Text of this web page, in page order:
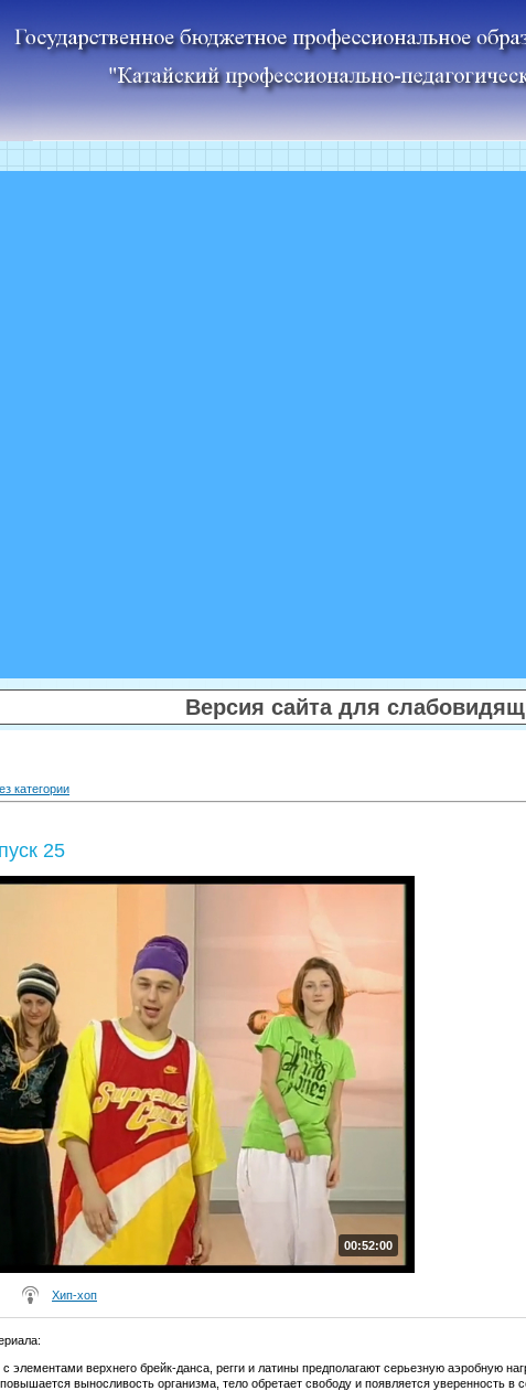
Версия сайта для
категории
25
00:52:00
Хип-хоп
:
элементами верхнего брейк-данса, регги и латины предполагают серьезную аэробную
выносливость организма, тело обретает свободу и появляется уверенность в